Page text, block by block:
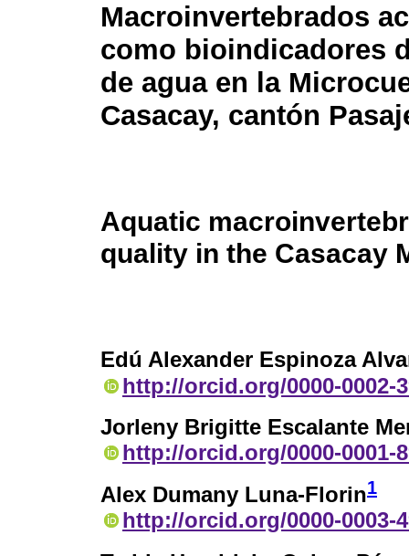
Macroinvertebrados
como bioindicadores
de agua en la
Casacay, cantón
Aquatic
quality in the Casacay
Edú Alexander Espinoza
http://orcid.org/0000-0002-
Jorleny Brigitte Escalante
http://orcid.org/0000-0001-
Alex Dumany Luna-Florin1
http://orcid.org/0000-0003-